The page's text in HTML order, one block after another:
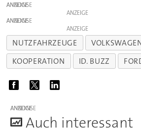
ANZEIGE
ANZEIGE
ANZEIGE
ANZEIGE
NUTZFAHRZEUGE
KOOPERATION
ID. BUZZ
ANZEIGE
Auch interessant